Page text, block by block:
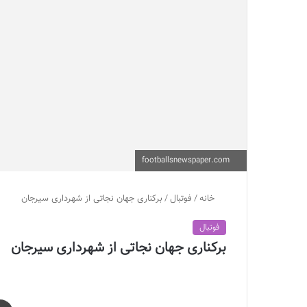
خانه/ فوتبال/ برکناری جهان نجاتی از شهرداری سیرجان
فوتبال
برکناری جهان نجاتی از شهرداری سیرجان